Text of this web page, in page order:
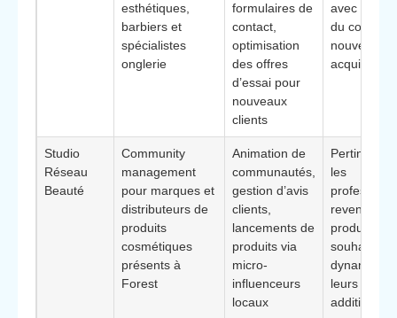
esthétiques,
barbiers et
spécialistes
onglerie
formulaires de
contact,
optimisation
des offres
d’essai pour
nouveaux
clients
avec suivi
du coût par
nouveau
acquis
Studio
Réseau
Beauté
Community
management
pour marques et
distributeurs de
produits
cosmétiques
présents à
Forest
Animation de
communautés,
gestion d’avis
clients,
lancements de
produits via
micro-
influenceurs
locaux
Pertinent
les
revendant
produits et
souhaitant
dynamiser
leurs